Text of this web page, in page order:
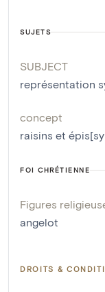
SUJETS
SUBJECT
représentation
concept
raisins et
FOI CHRÉTIENNE
Figures
angelot
DROITS &